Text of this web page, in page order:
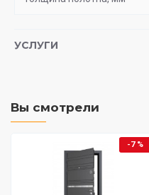
УСЛУГИ
Вы смотрели
-7 %